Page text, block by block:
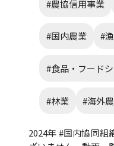
#農協信用事業
#国内農業 #
#食品・フード
#林業 #海外
2024年 #国内協同組